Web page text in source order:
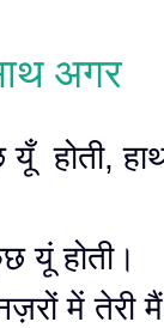
अगर
होती,
यूं होती।
में तेरी